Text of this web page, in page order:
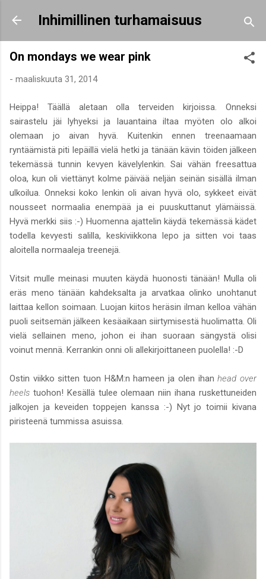
Siirry pääsisältöön
Inhimillinen turhamaisuus
On mondays we wear pink
- maaliskuuta 31, 2014
Heippa! Täällä aletaan olla terveiden kirjoissa. Onneksi
sairastelu jäi lyhyeksi ja lauantaina iltaa myöten olo alkoi
olemaan jo aivan hyvä. Kuitenkin ennen treenaamaan
ryntäämistä piti lepäillä vielä hetki ja tänään kävin töiden jälkeen
tekemässä tunnin kevyen kävelylenkin. Sai vähän freesattua
oloa, kun oli viettänyt kolme päivää neljän seinän sisällä ilman
ulkoilua. Onneksi koko lenkin oli aivan hyvä olo, sykkeet eivät
nousseet normaalia enempää ja ei puuskuttanut ylämäissä.
Hyvä merkki siis :-) Huomenna ajattelin käydä tekemässä kädet
todella kevyesti salilla, keskiviikkona lepo ja sitten voi taas
aloitella normaaleja treenejä.
Vitsit mulle meinasi muuten käydä huonosti tänään! Mulla oli
eräs meno tänään kahdeksalta ja arvatkaa olinko unohtanut
laittaa kellon soimaan. Luojan kiitos heräsin ilman kelloa vähän
puoli seitsemän jälkeen kesäaikaan siirtymisestä huolimatta. Oli
vielä sellainen meno, johon ei ihan suoraan sängystä olisi
voinut mennä. Kerrankin onni oli allekirjoittaneen puolella! :-D
Ostin viikko sitten tuon H&M:n hameen ja olen ihanhead over
heels tuohon! Kesällä tulee olemaan niin ihana ruskettuneiden
jalkojen ja keveiden toppejen kanssa :-) Nyt jo toimii kivana
piristeenä tummissa asuissa.